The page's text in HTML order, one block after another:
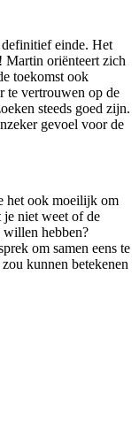
einde. Het
Martin oriënteert zich
toekomst ook
te vertrouwen op de
steeds goed zijn.
gevoel voor de
het ook moeilijk om
je niet weet of de
hebben?
om samen eens te
kunnen betekenen